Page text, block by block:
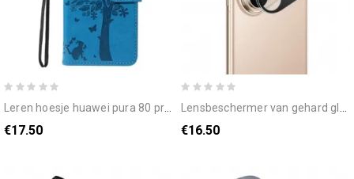
leren hoesje huawei pura 80 pro kat en boompatroon
€17.50
lensbeschermer van gehard glas voor huawei pura 80 pro (zwarte versie)
€16.50